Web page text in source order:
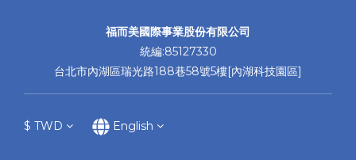
福而美國際事業股份有限公司
統編:85127330
台北市內湖區瑞光路188巷58號5樓[內湖科技園區]
$ TWD English